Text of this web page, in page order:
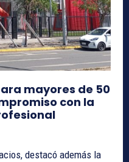
mayores de 50
con la
destacó además la